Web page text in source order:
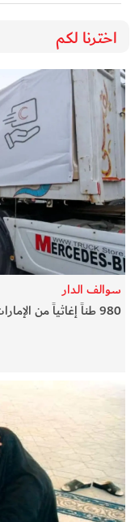
اخترنا لكم
سوالف الدار
980 طناً إغاثياً من الإمارات